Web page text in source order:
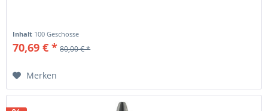
Inhalt 100 Geschosse
70,69 € * 80,00 € *
Merken